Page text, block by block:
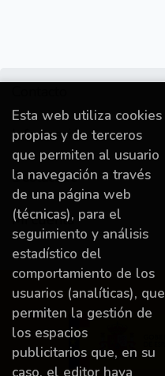
Información
Destacado
Mi cuenta
Esta web utiliza cookies
propias y de terceros
que permiten al usuario
la navegación a través
de una página web
(técnicas), para el
seguimiento y análisis
estadístico del
comportamiento de los
usuarios (analíticas), que
permiten la gestión de
los espacios
publicitarios que, en su